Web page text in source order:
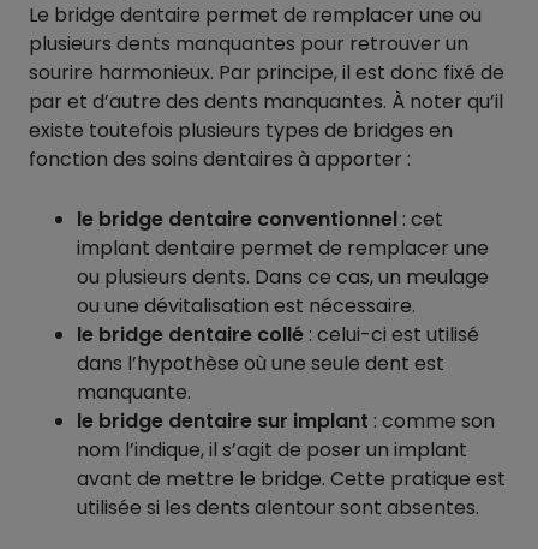
Le bridge dentaire permet de remplacer une ou
plusieurs dents manquantes pour retrouver un
sourire harmonieux. Par principe, il est donc fixé de
par et d’autre des dents manquantes. À noter qu’il
existe toutefois plusieurs types de bridges en
fonction des soins dentaires à apporter :
le bridge dentaire conventionnel : cet
implant dentaire permet de remplacer une
ou plusieurs dents. Dans ce cas, un meulage
ou une dévitalisation est nécessaire.
le bridge dentaire collé : celui-ci est utilisé
dans l’hypothèse où une seule dent est
manquante.
le bridge dentaire sur implant : comme son
nom l’indique, il s’agit de poser un implant
avant de mettre le bridge. Cette pratique est
utilisée si les dents alentour sont absentes.